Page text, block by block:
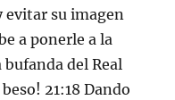
evitar su imagen
a ponerle a la
bufanda del Real
21:18 Dando